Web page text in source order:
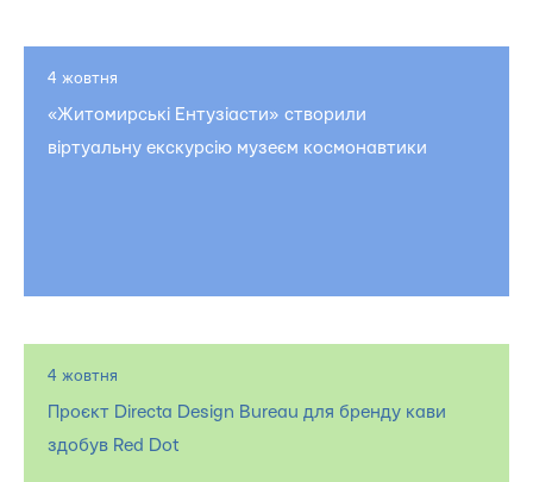
4 жовтня
«Житомирські Ентузіасти» створили
віртуальну екскурсію музеєм космонавтики
4 жовтня
Проєкт Directa Design Bureau для бренду кави
здобув Red Dot